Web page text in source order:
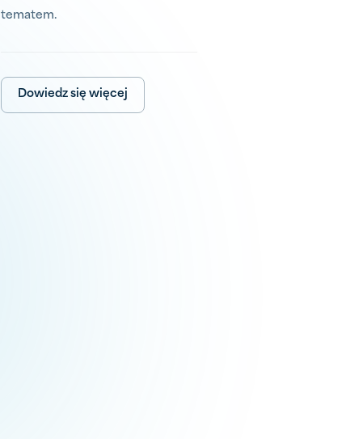
tematem.
Dowiedz się więcej